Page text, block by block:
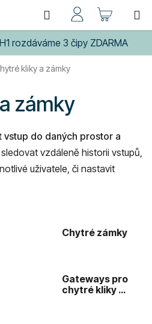
rozdáváme 3 čipy ZDARMA
Hledat
KOŠÍK
kliky a zámky
zámky
vstup do daných prostor a
sledovat vzdáleně historii vstupů,
uživatele, či nastavit
Chytré zámky
Gateways pro
chytré kliky a